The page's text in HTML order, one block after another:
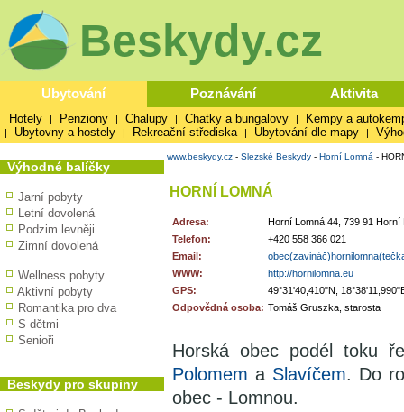
Beskydy.cz
Ubytování Poznávání Aktivita
Hotely | Penziony | Chalupy | Chatky a bungalovy | Kempy a
| Ubytovny a hostely | Rekreační střediska | Ubytování dle mapy |
Výhodné balíčky
Jarní pobyty
Letní dovolená
Podzim levněji
Zimní dovolená
Wellness pobyty
Aktivní pobyty
Romantika pro dva
S dětmi
Senioři
Beskydy pro skupiny
www.beskydy.cz - Slezské Beskydy - Horní Lomná -
HORNÍ LOMNÁ
Adresa:
Horní Lomná 44, 739 91 Horní
Telefon:
+420 558 366 021
Email:
WWW:
http://hornilomna.eu
GPS:
49°31'40,410"N,
Odpovědná osoba: Tomáš Gruszka, starosta
Horská obec podél toku
Polomem a Slavíčem. Do
obec - Lomnou.